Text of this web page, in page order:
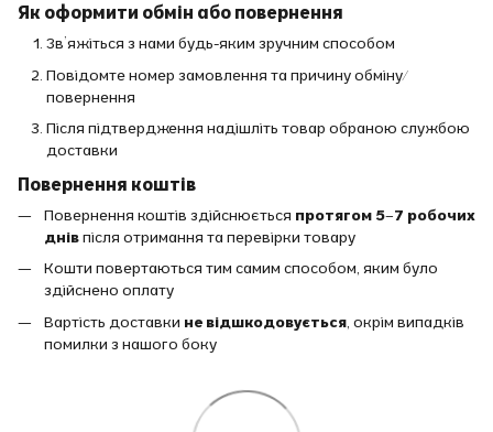
Як оформити обмін або повернення
Зв’яжіться з нами будь-яким зручним способом
Повідомте номер замовлення та причину обміну/
повернення
Після підтвердження надішліть товар обраною службою
доставки
Повернення коштів
Повернення коштів здійснюється протягом 5–7 робочих
днівпісля отримання та перевірки товару
Кошти повертаються тим самим способом, яким було
здійснено оплату
Вартість доставки не відшкодовується, окрім випадків
помилки з нашого боку